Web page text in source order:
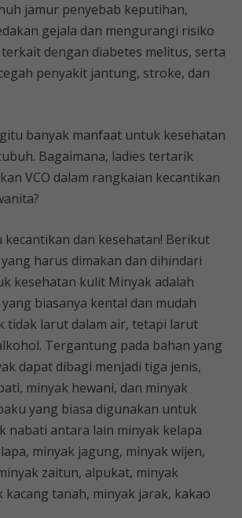
jamur penyebab keputihan,
gejala dan mengurangi risiko
dengan diabetes melitus, serta
penyakit jantung, stroke, dan
banyak manfaat untuk kesehatan
Bagaimana, ladies tertarik
VCO dalam rangkaian kecantikan
kecantikan dan kesehatan! Berikut
harus dimakan dan dihindari
kesehatan kulit Minyak adalah
biasanya kental dan mudah
tidak larut dalam air, tetapi larut
Tergantung pada bahan yang
dapat dibagi menjadi tiga jenis,
minyak hewani, dan minyak
yang biasa digunakan untuk
nabati antara lain minyak kelapa
minyak jagung, minyak wijen,
zaitun, alpukat, minyak
kacang tanah, minyak jarak, kakao